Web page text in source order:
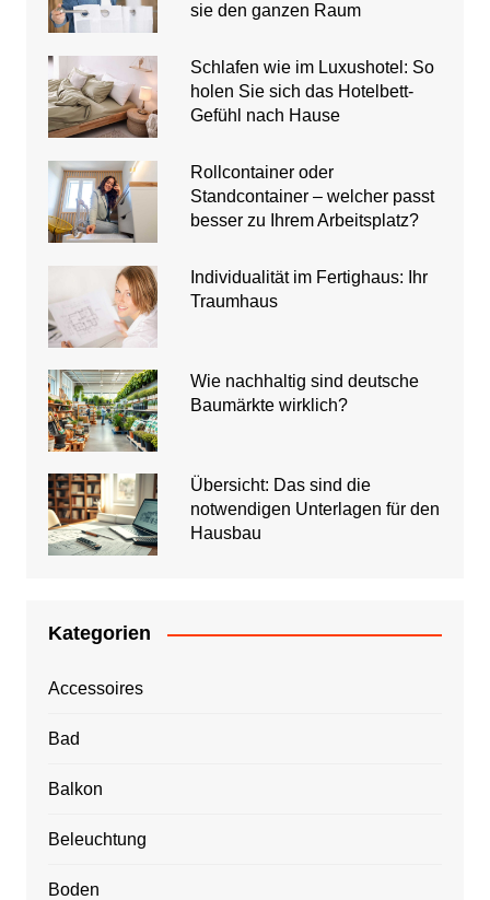
sie den ganzen Raum
Schlafen wie im Luxushotel: So
holen Sie sich das Hotelbett-
Gefühl nach Hause
Rollcontainer oder
Standcontainer – welcher passt
besser zu Ihrem Arbeitsplatz?
Individualität im Fertighaus: Ihr
Traumhaus
Wie nachhaltig sind deutsche
Baumärkte wirklich?
Übersicht: Das sind die
notwendigen Unterlagen für den
Hausbau
Kategorien
Accessoires
Bad
Balkon
Beleuchtung
Boden